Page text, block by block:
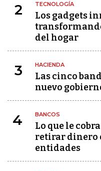
2 TECNOLOGÍA
Los gadgets
del hogar
3 HACIENDA
Las cinco
nuevo
4 BANCOS
Lo que le
retirar dinero
entidades